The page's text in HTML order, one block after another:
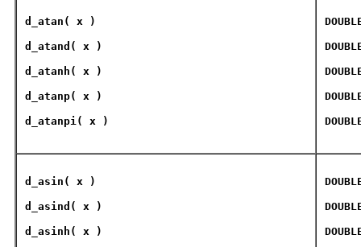
d_atan ( x )
d_atand ( x )
d_atanh ( x )
d_atanp( x )
d_atanpi ( x )
d_asin ( x )
d_asind ( x )
d_asinh ( x )